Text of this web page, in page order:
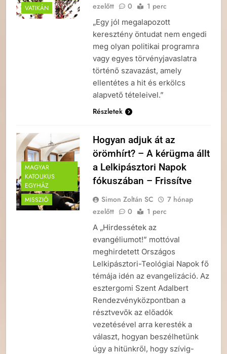
VATIKÁN
ezelőtt
0 1 perc
„Egy jól megalapozott
keresztény öntudat nem engedi
meg olyan politikai programra
vagy egyes törvényjavaslatra
történő szavazást, amely
ellentétes a hit és erkölcs
alapvető tételeivel.”
Részletek
MAGYAR
KATOLIKUS
EGYHÁZ
MISSZIÓ
Hogyan adjuk át az
örömhírt? – A kérügma állt
a Lelkipásztori Napok
fókuszában – Frissítve
Simon Zoltán SC
7 hónap
ezelőtt
0 1 perc
A „Hirdessétek az
evangéliumot!” mottóval
meghirdetett Országos
Lelkipásztori-Teológiai Napok fő
témája idén az evangelizáció. Az
esztergomi Szent Adalbert
Rendezvényközpontban a
résztvevők az előadók
vezetésével arra keresték a
választ, hogyan beszélhetünk
úgy a hitünkről, hogy szívig-